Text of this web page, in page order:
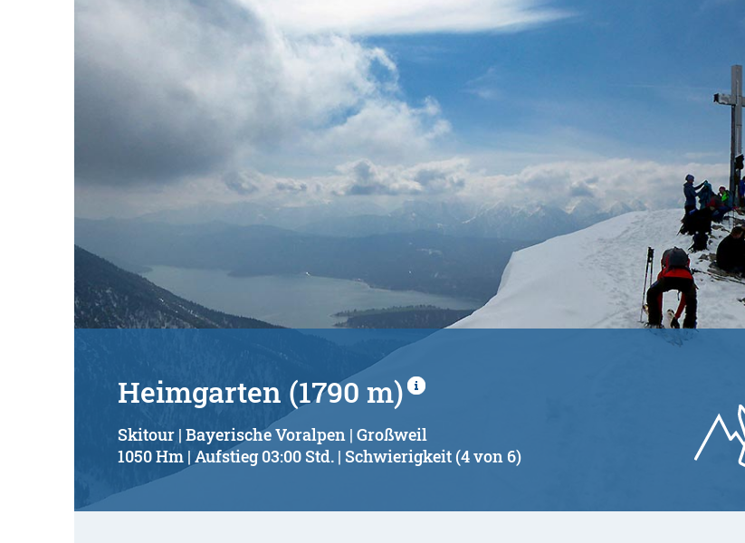
Heimgarten (1790 m)
Skitour | Bayerische Voralpen | Großweil
1050 Hm | Aufstieg 03:00 Std. | Schwierigkeit (4 von 6)